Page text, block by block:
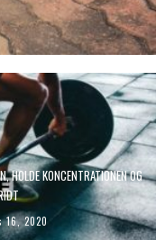
HOLDE KONCENTRATIONEN OG
16, 2020